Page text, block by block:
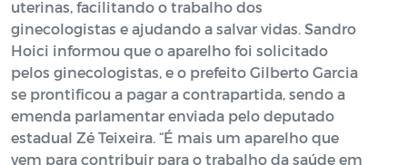
uterinas, facilitando o trabalho dos
ginecologistas e ajudando a salvar vidas. Sandro
Hoici informou que o aparelho foi solicitado
pelos ginecologistas, e o prefeito Gilberto Garcia
se prontificou a pagar a contrapartida, sendo a
emenda parlamentar enviada pelo deputado
estadual Zé Teixeira. “É mais um aparelho que
vem para contribuir para o trabalho da saúde em